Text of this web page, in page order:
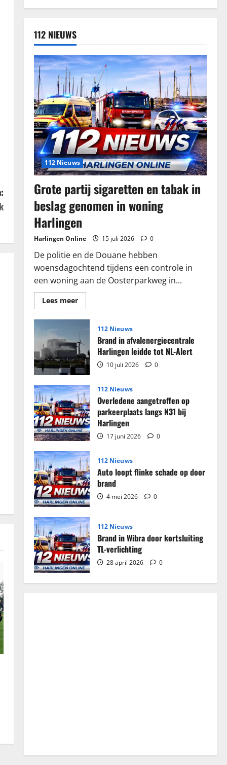
112 NIEUWS
112 Nieuws
Grote partij sigaretten en tabak in
beslag genomen in woning
Harlingen
Harlingen Online 15 juli 2026 0
De politie en de Douane hebben
woensdagochtend tijdens een controle in
een woning aan de Oosterparkweg in...
Lees meerLees
meer
Grote
sigaretten
en
tabak
in
beslag
genomen
in
woning
Harlingen
112 Nieuws
Brand in afvalenergiecentrale
Harlingen leidde tot NL-Alert
10 juli 2026 0
112 Nieuws
Overledene aangetroffen op
parkeerplaats langs N31 bij
Harlingen
17 juni 2026 0
112 Nieuws
Auto loopt flinke schade op door
brand
4 mei 2026 0
112 Nieuws
Brand in Wibra door kortsluiting
TL-verlichting
28 april 2026 0